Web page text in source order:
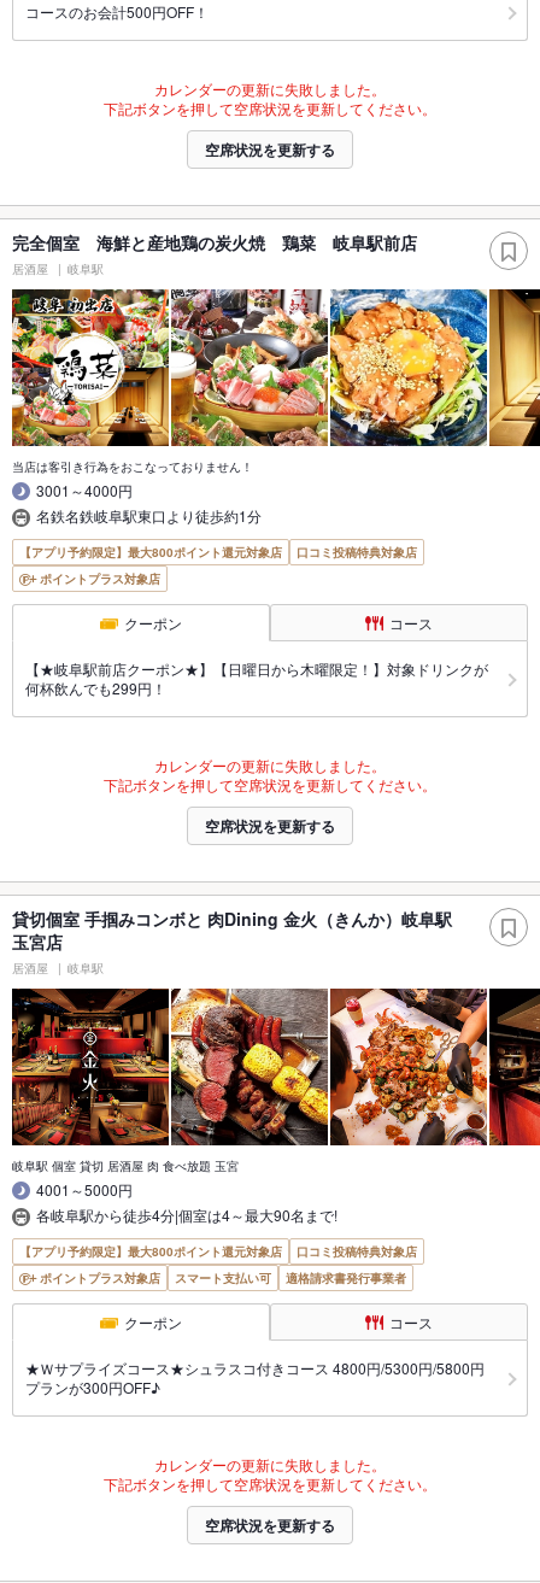
コースのお会計500円OFF！
カレンダーの更新に失敗しました。
下記ボタンを押して空席状況を更新してください。
空席状況を更新する
完全個室 海鮮と産地鶏の炭火焼 鶏菜 岐阜駅前店
居酒屋 岐阜駅
当店は客引き行為をおこなっておりません！
3001～4000円
名鉄名鉄岐阜駅東口より徒歩約1分
【アプリ予約限定】最大800ポイント還元対象店
口コミ投稿特典対象店
ポイントプラス対象店
クーポン コース
【★岐阜駅前店クーポン★】【日曜日から木曜限定！】対象ドリンクが
何杯飲んでも299円！
カレンダーの更新に失敗しました。
下記ボタンを押して空席状況を更新してください。
空席状況を更新する
貸切個室 手掴みコンボと 肉Dining 金火（きんか）岐阜駅
玉宮店
居酒屋 岐阜駅
岐阜駅 個室 貸切 居酒屋 肉 食べ放題 玉宮
4001～5000円
各岐阜駅から徒歩4分|個室は4～最大90名まで!
【アプリ予約限定】最大800ポイント還元対象店
口コミ投稿特典対象店
ポイントプラス対象店
スマート支払い可 適格請求書発行事業者
クーポン コース
★Ｗサプライズコース★シュラスコ付きコース 4800円/5300円/5800円
プランが300円OFF♪
カレンダーの更新に失敗しました。
下記ボタンを押して空席状況を更新してください。
空席状況を更新する